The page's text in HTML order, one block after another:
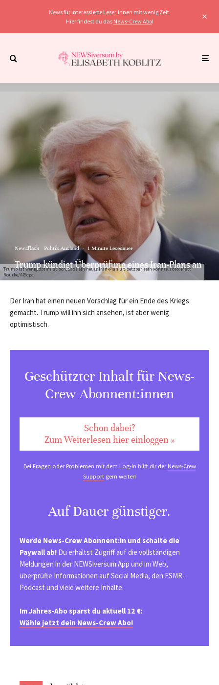
News für interessierte Leser:innen mit wenig Zeit.
Hier findest du das News-Crew Abo!
Trump ist wenig optimistisch, dass ein neuer Iran-Plan umsetzbar sein könnte. Foto: Matt
Rourke/AP/dpa
Newsflash Politik Ausland · 1 Minute Lesedauer
Trump kündigt Überprüfung eines Iran-Plans an
Der Iran hat einen neuen Vorschlag für ein Ende des Kriegs
gemacht. Trump will ihn sich ansehen, ist aber wenig
optimistisch.
Geschützter Inhalt für News-
Crew Abonnent:innen
Schon dabei?
Zum Weiterlesen hier einloggen »
Bei Fragen oder Problemen mit dem Log-in hilft dir derNews-Crew
Support gern weiter!
Auf Dauer günstiger.
Werde News-Crew Abonnent:in und schalte die
Paywall ab! Du erhältst Zugriff auf die vollständigen
Meldungen in der NEWSiversum App und im Web,
überprüfte Informationen auf Social Media, den ESMR-
Podcast und viele weitere Inhalte.
Im Jahres-Abo sparst du aktuell 12 €:
Wähle jetzt dein News-Crew Abo!